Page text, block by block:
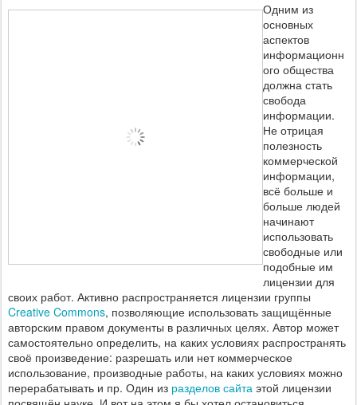
Одним из
основных
аспектов
информационн
ого общества
должна стать
свобода
информации.
Не отрицая
полезность
коммерческой
информации,
всё больше и
больше людей
начинают
использовать
свободные или
подобные им
лицензии для
своих работ. Активно распространяется лицензии группы
Creative Commons, позволяющие использовать защищённые
авторским правом документы в различных целях. Автор может
самостоятельно определить, на каких условиях распространять
своё произведение: разрешать или нет коммерческое
использование, производные работы, на каких условиях можно
перерабатывать и пр. Один из разделов сайта этой лицензии